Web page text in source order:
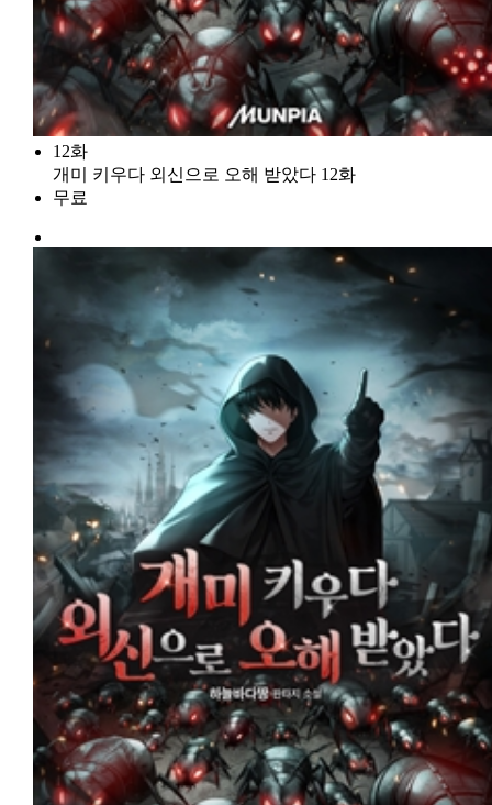
12화
개미 키우다 외신으로 오해 받았다 12화
무료